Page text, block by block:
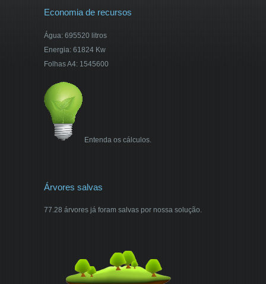
Economia de recursos
Água: 695520 litros
Energia: 61824 Kw
Folhas A4: 1545600
Entenda os cálculos.
Árvores salvas
77.28 árvores já foram salvas por nossa solução.